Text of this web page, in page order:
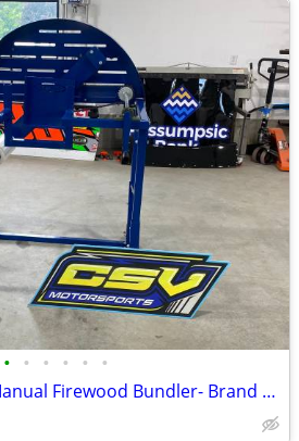
• • • • • •
Range-Road RR170 Manual Firewood Bundler- Brand new in Stock!